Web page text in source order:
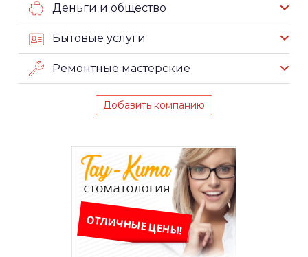
Деньги и общество
Бытовые услуги
Ремонтные мастерские
Добавить компанию